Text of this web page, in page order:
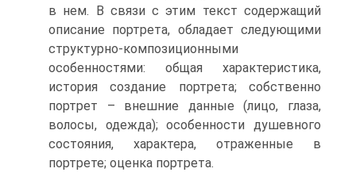
в нем. В связи с этим текст содержащий
описание портрета, обладает следующими
структурно-композиционными
особенностями: общая характеристика,
история создание портрета; собственно
портрет – внешние данные (лицо, глаза,
волосы, одежда); особенности душевного
состояния, характера, отраженные в
портрете; оценка портрета.